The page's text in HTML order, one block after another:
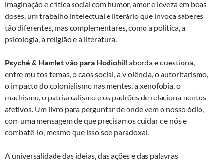
imaginação e crítica social com humor, amor e leveza em boas
doses, um trabalho intelectual e literário que invoca saberes
tão diferentes, mas complementares, como a política, a
psicologia, a religião e a literatura.
Psyché & Hamlet vão para Hodiohillaborda e questiona,
entre muitos temas, o caos social, a violência, o autoritarismo,
o impacto do colonialismo nas mentes, a xenofobia, o
machismo, o patriarcalismo e os padrões de relacionamentos
afetivos. Um livro para perguntar de onde vem o nosso ódio,
com uma mensagem de que precisamos cuidar de nós e
combatê-lo, mesmo que isso soe paradoxal.
A universalidade das ideias, das ações e das palavras